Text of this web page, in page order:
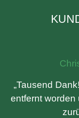
„Tausend
entfernt worden